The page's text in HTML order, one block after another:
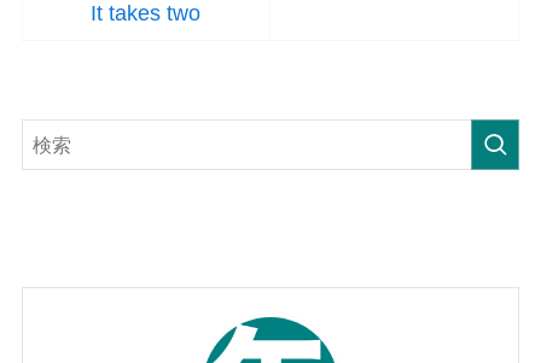
It takes two